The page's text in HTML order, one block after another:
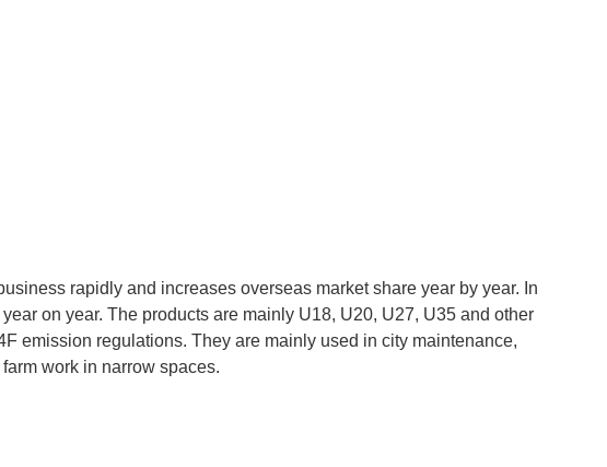
rapidly and increases overseas market share year by year. In
on year. The products are mainly U18, U20, U27, U35 and other
emission regulations. They are mainly used in city maintenance,
work in narrow spaces.